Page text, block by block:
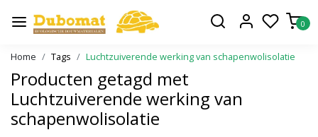
0
Home Tags Luchtzuiverende werking van schapenwolisolatie
Producten getagd met
Luchtzuiverende werking van
schapenwolisolatie